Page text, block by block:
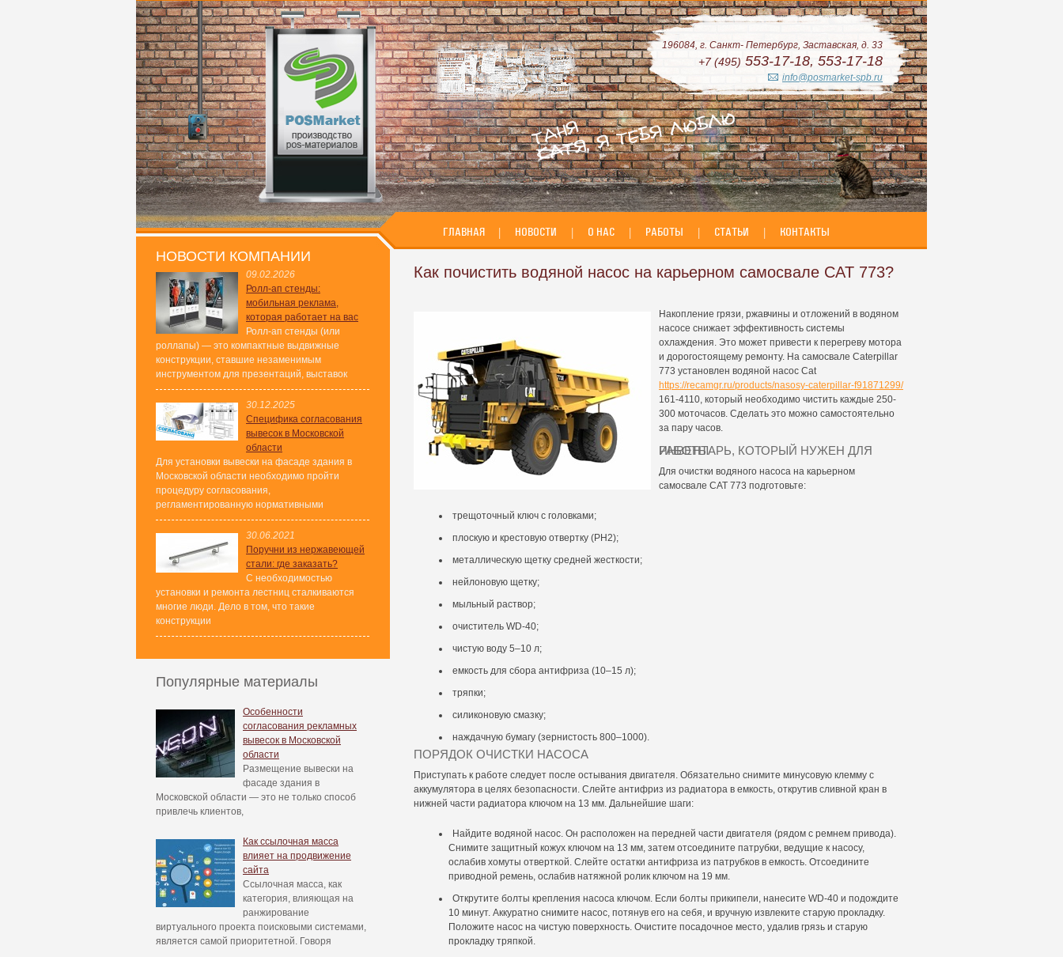
196084, г. Санкт- Петербург, Заставская, д. 33
+7 (495) 553-17-18, 553-17-18
info@posmarket-spb.ru
ГЛАВНАЯ | НОВОСТИ | О НАС | РАБОТЫ | СТАТЬИ | КОНТАКТЫ
НОВОСТИ КОМПАНИИ
09.02.2026
Ролл-ап стенды:
мобильная реклама,
которая работает на вас
Ролл-ап стенды (или
роллапы) — это компактные выдвижные
конструкции, ставшие незаменимым
инструментом для презентаций, выставок
30.12.2025
Специфика согласования
вывесок в Московской
области
Для установки вывески на фасаде здания в
Московской области необходимо пройти
процедуру согласования,
регламентированную нормативными
30.06.2021
Поручни из нержавеющей
стали: где заказать?
С необходимостью
установки и ремонта лестниц сталкиваются
многие люди. Дело в том, что такие
конструкции
Популярные материалы
Особенности
согласования рекламных
вывесок в Московской
области
Размещение вывески на
фасаде здания в
Московской области — это не только способ
привлечь клиентов,
Как ссылочная масса
влияет на продвижение
сайта
Ссылочная масса, как
категория, влияющая на
ранжирование
виртуального проекта поисковыми системами,
является самой приоритетной. Говоря
Как почистить водяной насос на карьерном самосвале CAT 773?
Накопление грязи, ржавчины и отложений в водяном
насосе снижает эффективность системы
охлаждения. Это может привести к перегреву мотора
и дорогостоящему ремонту. На самосвале Caterpillar
773 установлен водяной насос Cat
https://recamgr.ru/products/nasosy-caterpillar-f91871299/
161-4110, который необходимо чистить каждые 250-
300 моточасов. Сделать это можно самостоятельно
за пару часов.
ИНВЕНТАРЬ, КОТОРЫЙ НУЖЕН ДЛЯ РАБОТЫ
Для очистки водяного насоса на карьерном
самосвале CAT 773 подготовьте:
трещоточный ключ с головками;
плоскую и крестовую отвертку (PH2);
металлическую щетку средней жесткости;
нейлоновую щетку;
мыльный раствор;
очиститель WD-40;
чистую воду 5–10 л;
емкость для сбора антифриза (10–15 л);
тряпки;
силиконовую смазку;
наждачную бумагу (зернистость 800–1000).
ПОРЯДОК ОЧИСТКИ НАСОСА
Приступать к работе следует после остывания двигателя. Обязательно снимите минусовую клемму с
аккумулятора в целях безопасности. Слейте антифриз из радиатора в емкость, открутив сливной кран в
нижней части радиатора ключом на 13 мм. Дальнейшие шаги:
Найдите водяной насос. Он расположен на передней части двигателя (рядом с ремнем привода).
Снимите защитный кожух ключом на 13 мм, затем отсоедините патрубки, ведущие к насосу,
ослабив хомуты отверткой. Слейте остатки антифриза из патрубков в емкость. Отсоедините
приводной ремень, ослабив натяжной ролик ключом на 19 мм.
Открутите болты крепления насоса ключом. Если болты прикипели, нанесите WD-40 и подождите
10 минут. Аккуратно снимите насос, потянув его на себя, и вручную извлеките старую прокладку.
Положите насос на чистую поверхность. Очистите посадочное место, удалив грязь и старую
прокладку тряпкой.